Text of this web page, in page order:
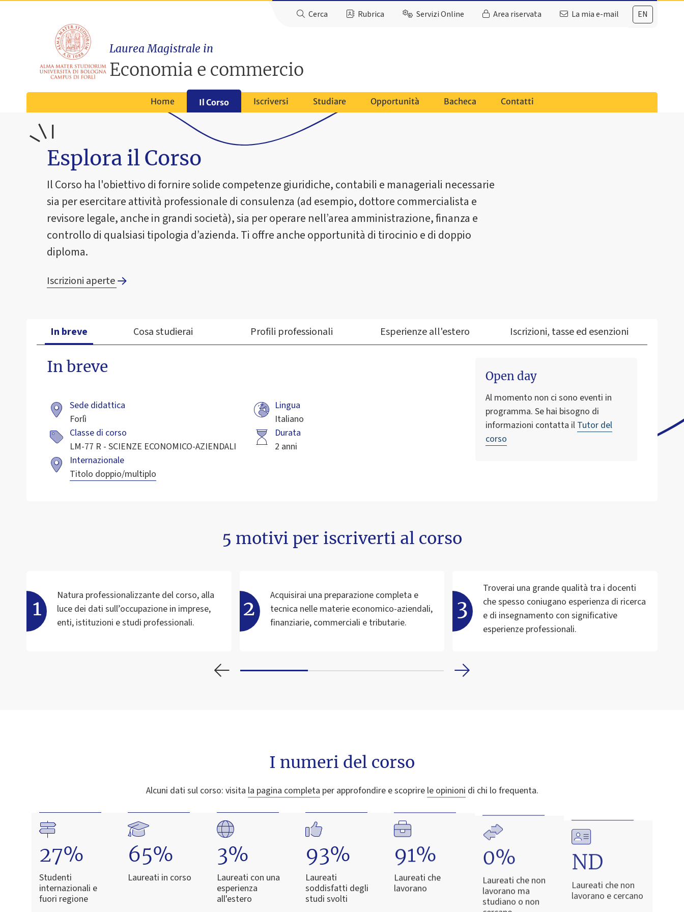
EN
Cerca Rubrica Servizi Online Area riservata La mia e-mail
Laurea Magistrale in
Economia e commercio
Home Il Corso Iscriversi Studiare Opportunità Bacheca Contatti
Esplora il Corso
Il Corso ha l'obiettivo di fornire solide competenze giuridiche, contabili e manageriali necessarie
sia per esercitare attività professionale di consulenza (ad esempio, dottore commercialista e
revisore legale, anche in grandi società), sia per operare nell’area amministrazione, finanza e
controllo di qualsiasi tipologia d’azienda. Ti offre anche opportunità di tirocinio e di doppio
diploma.
Iscrizioni aperte
In breve
In breve
Sede didattica
Forlì
Lingua
Italiano
Classe di corso
LM-77 R - SCIENZE ECONOMICO-AZIENDALI
Durata
2 anni
Internazionale
Titolo doppio/multiplo
Open day
Al momento non ci sono eventi in
programma. Se hai bisogno di
informazioni contatta il Tutor del
corso
Cosa studierai Profili professionali Esperienze all'estero Iscrizioni, tasse ed esenzioni
5 motivi per iscriverti al corso
Natura professionalizzante del corso, alla
luce dei dati sull’occupazione in imprese,
enti, istituzioni e studi professionali.
Acquisirai una preparazione completa e
tecnica nelle materie economico-aziendali,
finanziarie, commerciali e tributarie.
Troverai una grande qualità tra i docenti
che spesso coniugano esperienza di ricerca
e di insegnamento con significative
esperienze professionali.
I numeri del corso
Alcuni dati sul corso: visita la pagina completa per approfondire e scoprire le opinioni di chi lo frequenta.
27%
Studenti
internazionali e
fuori regione
65%
Laureati in corso
3%
Laureati con una
esperienza
all'estero
93%
Laureati
soddisfatti degli
studi svolti
91%
Laureati che
lavorano
0%
Laureati che non
lavorano ma
studiano o non
ND
lavorano e cercano